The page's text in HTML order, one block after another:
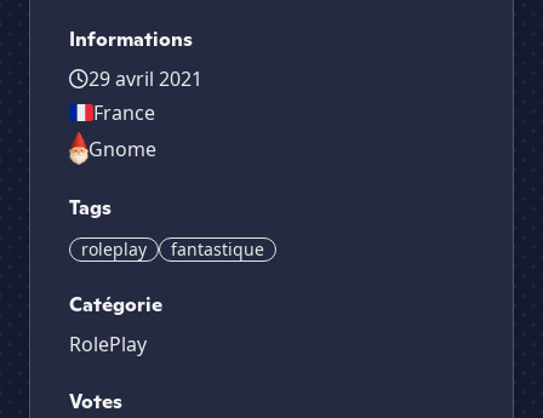
Informations
29 avril 2021
France
Gnome
Tags
roleplay fantastique
Catégorie
RolePlay
Votes